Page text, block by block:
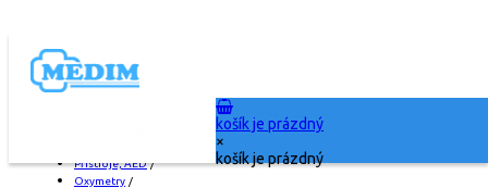
košík je prázdný
×
košík je prázdný
Přístroje, AED /
Oxymetry /